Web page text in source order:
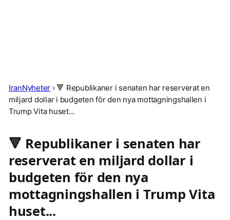
IranNyheter › 🔻 Republikaner i senaten har reserverat en
miljard dollar i budgeten för den nya mottagningshallen i
Trump Vita huset...
🔻 Republikaner i senaten har
reserverat en miljard dollar i
budgeten för den nya
mottagningshallen i Trump Vita
huset...